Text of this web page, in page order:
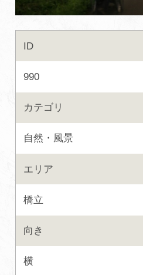
マイペ
加賀に泊まって！北陸巡
ご当地グルメ
加賀 旅先納税
FAQ
パンフレットダウンロード
ID
990
カテゴリ
自然・風景
エリア
橋立
向き
横